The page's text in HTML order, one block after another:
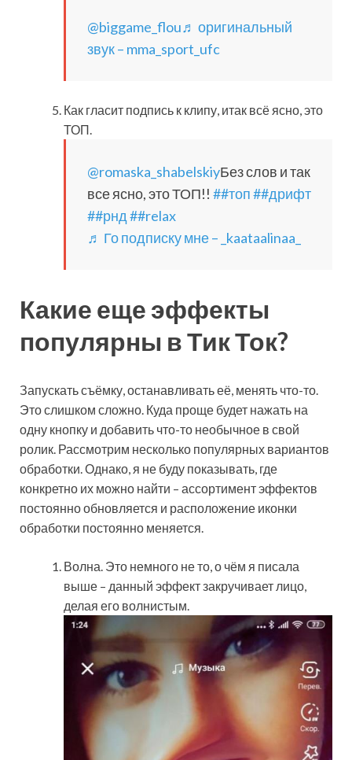
@biggame_flou♬ оригинальный
звук – mma_sport_ufc
Как гласит подпись к клипу, итак всё ясно, это
ТОП.
@romaska_shabelskiyБез слов и так
все ясно, это ТОП!! ##топ##дрифт
##рнд##relax
♬ Го подписку мне – _kaataalinaa_
Какие еще эффекты
популярны в Тик Ток?
Запускать съёмку, останавливать её, менять что-то.
Это слишком сложно. Куда проще будет нажать на
одну кнопку и добавить что-то необычное в свой
ролик. Рассмотрим несколько популярных вариантов
обработки. Однако, я не буду показывать, где
конкретно их можно найти – ассортимент эффектов
постоянно обновляется и расположение иконки
обработки постоянно меняется.
Волна. Это немного не то, о чём я писала
выше – данный эффект закручивает лицо,
делая его волнистым.